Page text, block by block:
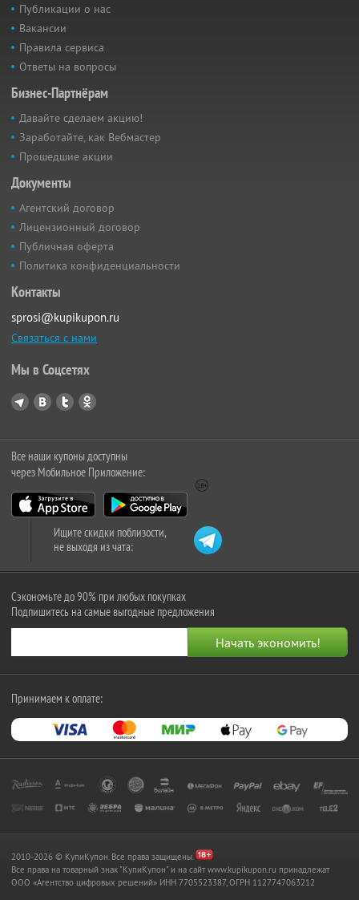
Публикации о нас
Вакансии
Правила сервиса
Ответы на вопросы
Бизнес-Партнёрам
Давайте сделаем акцию!
Заработайте, как Вебмастер
Прошедшие акции
Документы
Агентский договор
Лицензионный договор
Публичная оферта
Политика конфиденциальности
Контакты
sprosi@kupikupon.ru
Связаться с нами
Мы в Соцсетях
Все наши купоны доступны
через Мобильное Приложение:
Ищите скидки поблизости,
не выходя из чата:
Сэкономьте до 90% при любых покупках
Подпишитесь на самые выгодные предложения
Принимаем к оплате:
2010-2026 © КупиКупон. Все права защищены.
Все права на товарный знак "КупиКупон" и на сайт www.kupikupon.ru принадлежат
OOO «Агентство цифровых решений» ИНН 7705523387, ОГРН 1127747063212